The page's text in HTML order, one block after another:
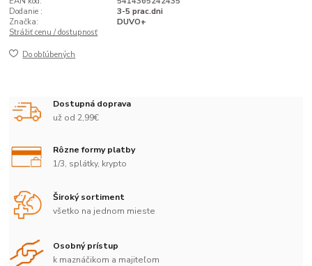
Dodanie :
3-5 prac.dni
Značka:
DUVO+
Strážiť cenu / dostupnosť
Do obľúbených
Dostupná doprava
už od 2,99€
Rôzne formy platby
1/3, splátky, krypto
Široký sortiment
všetko na jednom mieste
Osobný prístup
k maznáčikom a majiteľom